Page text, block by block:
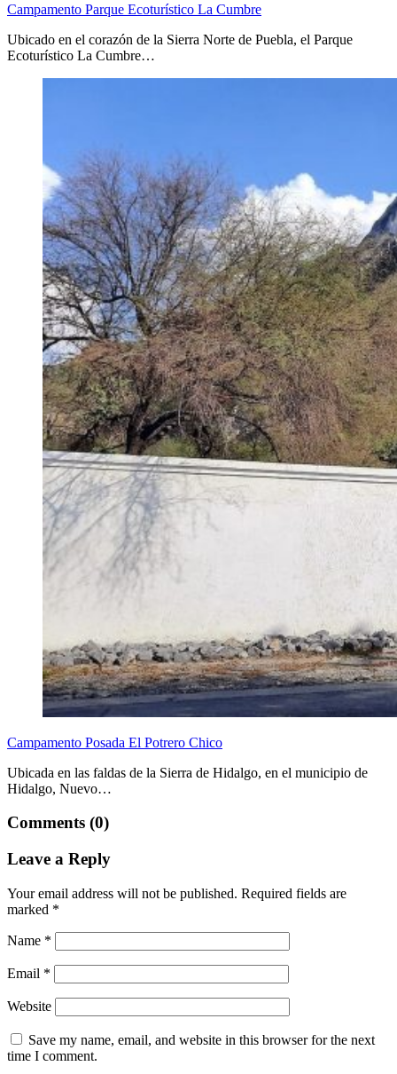
Campamento Parque Ecoturístico La Cumbre
Ubicado en el corazón de la Sierra Norte de Puebla, el Parque
Ecoturístico La Cumbre…
Campamento Posada El Potrero Chico
Ubicada en las faldas de la Sierra de Hidalgo, en el municipio de
Hidalgo, Nuevo…
Comments (0)
Leave a Reply
Your email address will not be published. Required fields are
marked *
Name *
Email *
Website
Save my name, email, and website in this browser for the next
time I comment.